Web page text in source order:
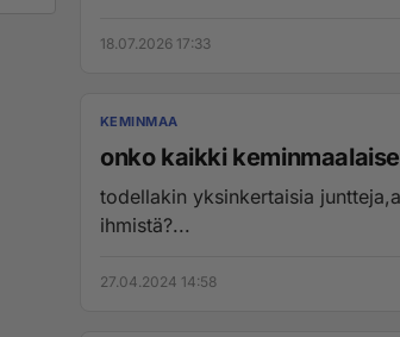
18.07.2026 17:33
KEMINMAA
onko kaikki
todellakin yksinkertaisia
ihmistä?...
27.04.2024 14:58